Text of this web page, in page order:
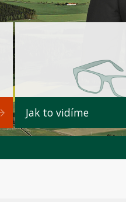
Jak to vidíme